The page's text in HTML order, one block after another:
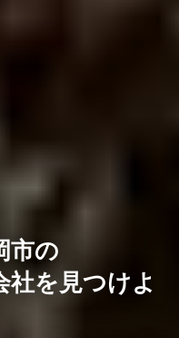
市の
社を見つけよ